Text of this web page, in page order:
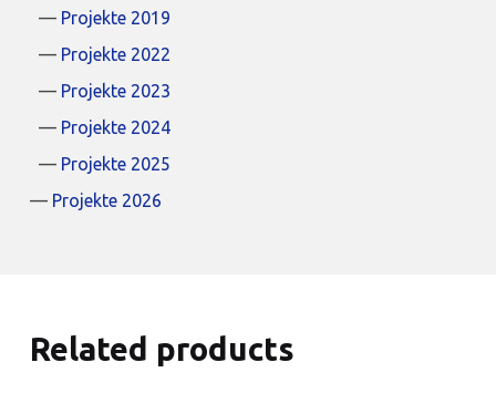
Projekte 2019
Projekte 2022
Projekte 2023
Projekte 2024
Projekte 2025
Projekte 2026
Related products